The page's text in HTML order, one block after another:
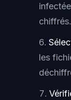
chiffrés.
les